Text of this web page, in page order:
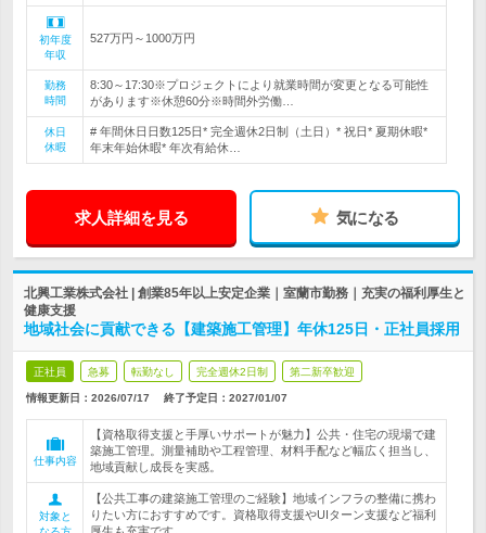
初年度
年収
527万円～1000万円
勤務
時間
8:30～17:30※プロジェクトにより就業時間が変更となる可能性
があります※休憩60分※時間外労働…
休日
休暇
# 年間休日日数125日* 完全週休2日制（土日）* 祝日* 夏期休暇*
年末年始休暇* 年次有給休…
求人詳細を見る 気になる
北興工業株式会社 | 創業85年以上安定企業｜室蘭市勤務｜充実の福利厚生と
健康支援
地域社会に貢献できる【建築施工管理】年休125日・正社員採用
正社員 急募 転勤なし 完全週休2日制 第二新卒歓迎
情報更新日：2026/07/17 終了予定日： 2027/01/07
仕事内容
【資格取得支援と手厚いサポートが魅力】公共・住宅の現場で建
築施工管理。測量補助や工程管理、材料手配など幅広く担当し、
地域貢献し成長を実感。
対象と
【公共工事の建築施工管理のご経験】地域インフラの整備に携わ
りたい方におすすめです。資格取得支援やUIターン支援など福利
厚生も充実です。